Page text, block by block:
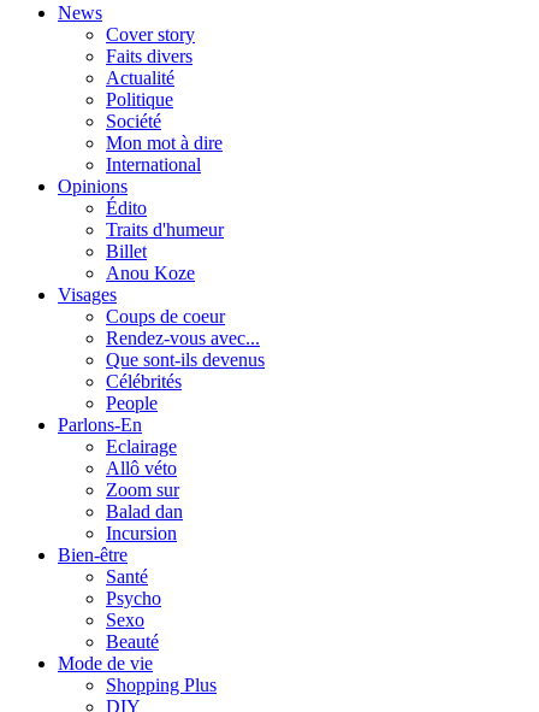
News
Cover story
Faits divers
Actualité
Politique
Société
Mon mot à dire
International
Opinions
Édito
Traits d'humeur
Billet
Anou Koze
Visages
Coups de coeur
Rendez-vous avec...
Que sont-ils devenus
Célébrités
People
Parlons-En
Eclairage
Allô véto
Zoom sur
Balad dan
Incursion
Bien-être
Santé
Psycho
Sexo
Beauté
Mode de vie
Shopping Plus
DIY